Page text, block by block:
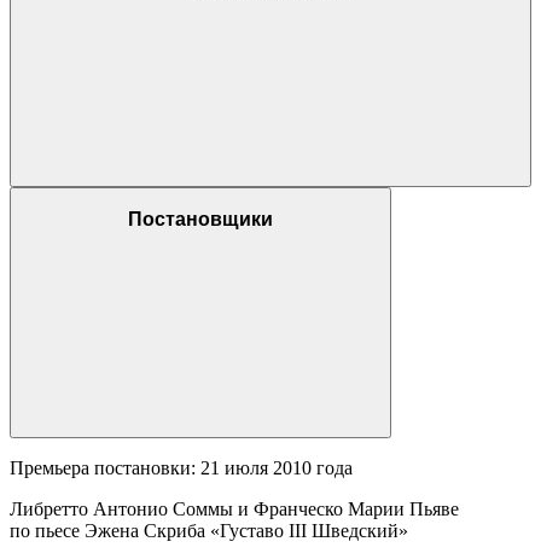
Постановщики
Премьера постановки: 21 июля 2010 года
Либретто Антонио Соммы и Франческо Марии Пьяве
по пьесе Эжена Скриба «Густаво III Шведский»